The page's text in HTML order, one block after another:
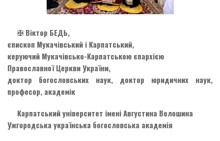
✠ Віктор БЕДЬ,
єпископ Мукачівський і Карпатський,
керуючий Мукачівсько-Карпатською єпархією
Православної Церкви України,
доктор богословських наук, доктор юридичних наук,
професор, академік
Карпатський університет імені Августина Волошина
Ужгородська українська богословська академія